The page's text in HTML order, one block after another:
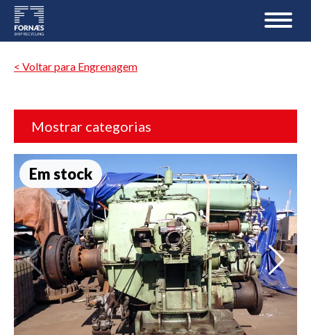
< Voltar para Engrenagem
Mostrar categorias
Em stock